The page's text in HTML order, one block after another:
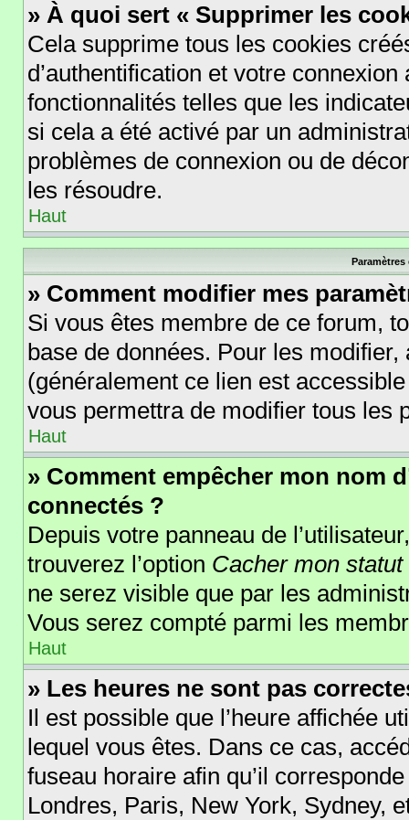
» À quoi sert « Supprimer les
Cela supprime tous les cookies
d’authentification et votre
fonctionnalités telles que les
si cela a été activé par un
problèmes de connexion ou de
les résoudre.
Haut
Paramètres
» Comment modifier mes
Si vous êtes membre de ce forum,
base de données. Pour les
(généralement ce lien est
vous permettra de modifier tous les
Haut
» Comment empêcher mon nom
connectés ?
Depuis votre panneau de
trouverez l’option Cacher mon
ne serez visible que par les
Vous serez compté parmi les
Haut
» Les heures ne sont pas
Il est possible que l’heure affichée
lequel vous êtes. Dans ce cas,
fuseau horaire afin qu’il
Londres, Paris, New York, Sydney,